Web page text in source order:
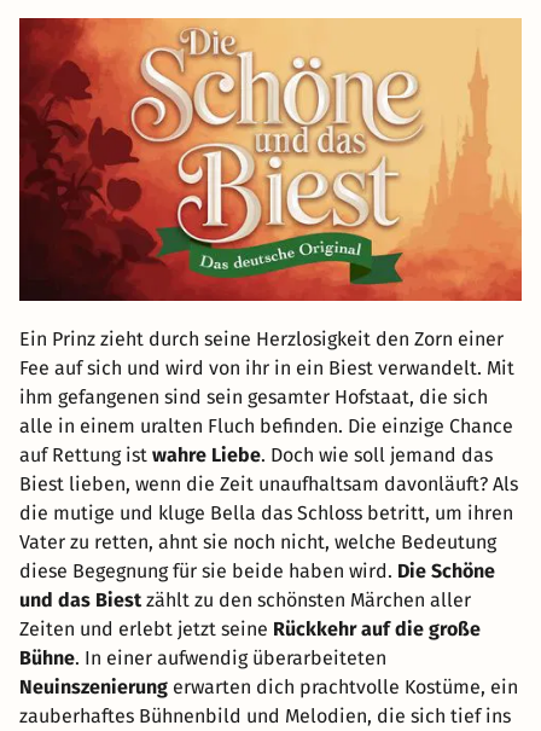
Ein Prinz zieht durch seine Herzlosigkeit den Zorn einer
Fee auf sich und wird von ihr in ein Biest verwandelt. Mit
ihm gefangenen sind sein gesamter Hofstaat, die sich
alle in einem uralten Fluch befinden. Die einzige Chance
auf Rettung ist wahre Liebe. Doch wie soll jemand das
Biest lieben, wenn die Zeit unaufhaltsam davonläuft? Als
die mutige und kluge Bella das Schloss betritt, um ihren
Vater zu retten, ahnt sie noch nicht, welche Bedeutung
diese Begegnung für sie beide haben wird. Die Schöne
und das Biest zählt zu den schönsten Märchen aller
Zeiten und erlebt jetzt seine Rückkehr auf die große
Bühne. In einer aufwendig überarbeiteten
Neuinszenierung erwarten dich prachtvolle Kostüme, ein
zauberhaftes Bühnenbild und Melodien, die sich tief ins